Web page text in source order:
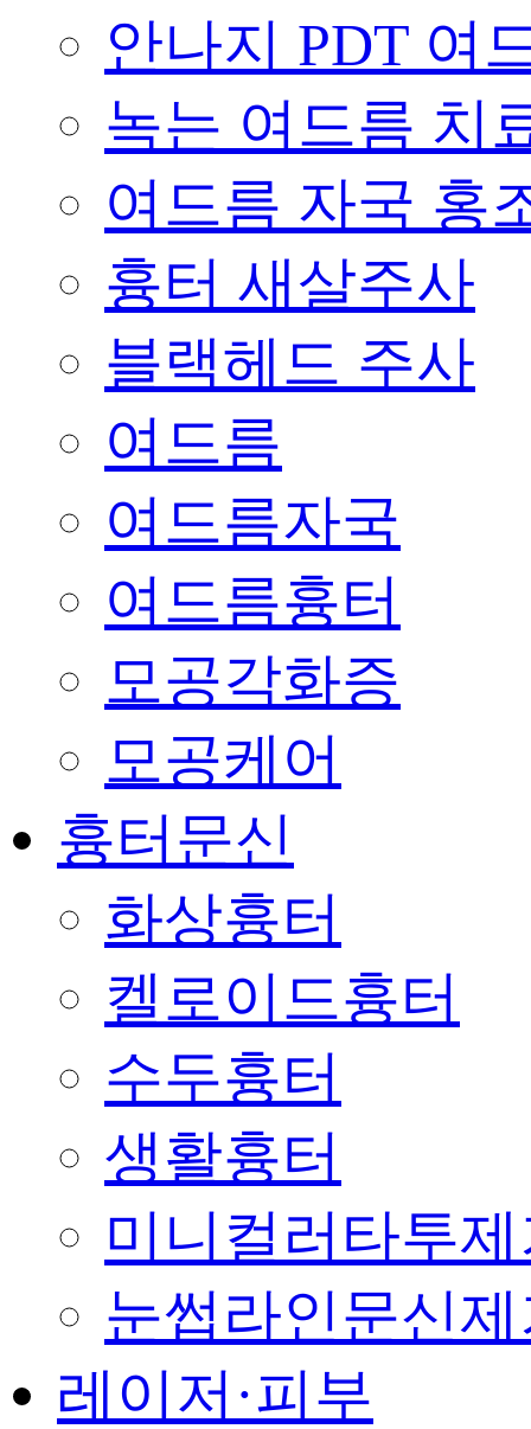
안나지 PDT 여
녹는 여드름 치
여드름 자국 홍
흉터 새살주사
블랙헤드 주사
여드름
여드름자국
여드름흉터
모공각화증
모공케어
흉터문신
화상흉터
켈로이드흉터
수두흉터
생활흉터
미니컬러타투
눈썹라인문신
레이저·피부